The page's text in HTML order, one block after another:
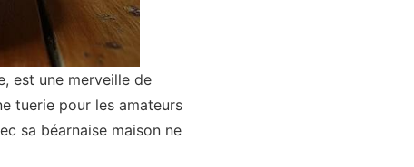
est une merveille de
tuerie pour les amateurs
sa béarnaise maison ne